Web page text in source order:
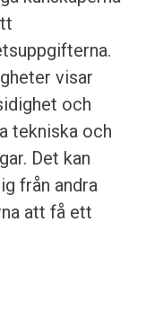
visar
och
tekniska och
Det kan
från andra
att få ett